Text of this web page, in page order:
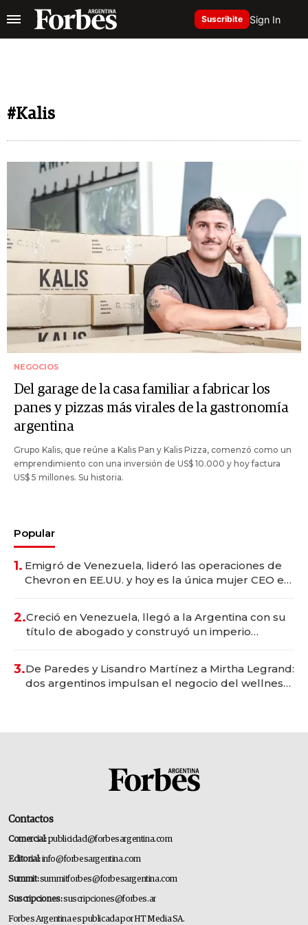
Suscribite Sign In
#Kalis
NEGOCIOS
Del garage de la casa familiar a fabricar los
panes y pizzas más virales de la gastronomía
argentina
Grupo Kalis, que reúne a Kalis Pan y Kalis Pizza, comenzó como un
emprendimiento con una inversión de US$ 10.000 y hoy factura
US$ 5 millones. Su historia.
Popular
1. Emigró de Venezuela, lideró las operaciones de
Chevron en EE.UU. y hoy es la única mujer CEO en
2.Creció en Venezuela, llegó a la Argentina con su
título de abogado y construyó un imperio
3.De Paredes y Lisandro Martínez a Mirtha Legrand:
dos argentinos impulsan el negocio del wellness
Contactos
Comercial:publicidad@forbesargentina.com
Editorial:info@forbesargentina.com
Summit:summitforbes@forbesargentina.com
Suscripciones:suscripciones@forbes.ar
Forbes Argentina es publicada por HT Media SA.